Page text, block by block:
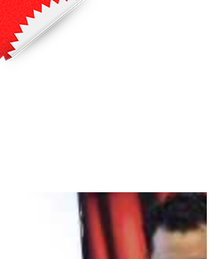
divertido trailer